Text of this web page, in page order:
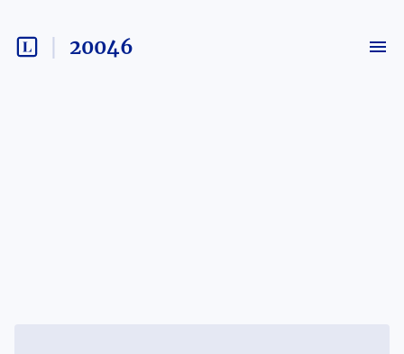
20046